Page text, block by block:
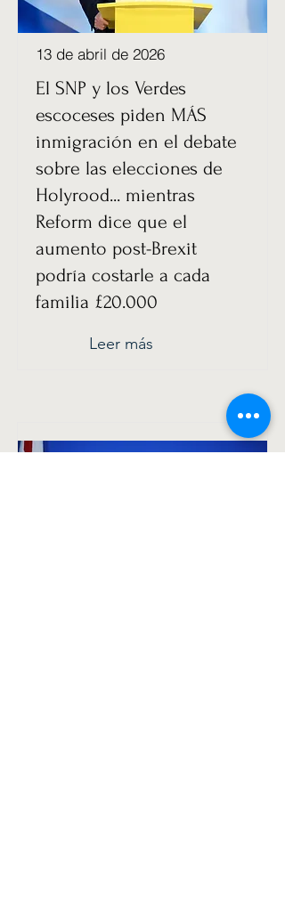
13 de abril de 2026
El SNP y los Verdes
escoceses piden MÁS
inmigración en el debate
sobre las elecciones de
Holyrood... mientras
Reform dice que el
aumento post-Brexit
podría costarle a cada
familia £20.000
Leer más